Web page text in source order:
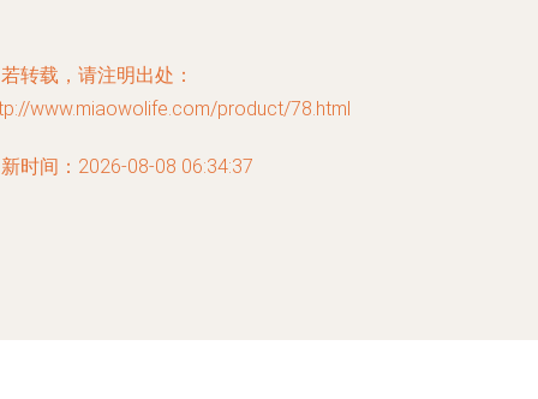
转载，请注明出处：
www.miaowolife.com/product/78.html
时间：2026-08-08 06:34:37